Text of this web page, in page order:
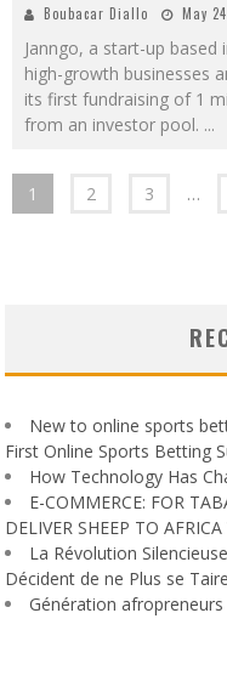
Boubacar Diallo May
Janngo, a start-up
high-growth businesses
its first fundraising of 1
from an investor pool. ...
1 2 3 …
New to online sports
First Online Sports Betting
How Technology Has
E-COMMERCE: FOR
DELIVER SHEEP TO
La Révolution
Décident de ne Plus se Taire
Génération afropreneurs